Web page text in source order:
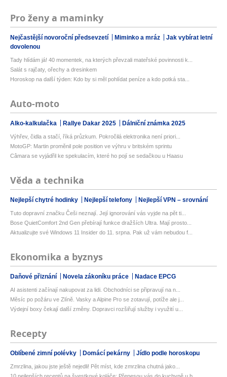
Pro ženy a maminky
Nejčastější novoroční předsevzetí Miminko a mráz
Jak vybírat letní
dovolenou
Tady hlídám já! 40 momentek, na kterých převzali mateřské povinnosti k...
Salát s rajčaty, ořechy a dresinkem
Horoskop na další týden: Kdo by si měl pohlídat peníze a kdo potká sta...
Auto-moto
Alko-kalkulačka Rallye Dakar 2025 Dálniční známka 2025
Výhřev, čidla a stačí, říká průzkum. Pokročilá elektronika není priori...
MotoGP: Martin proměnil pole position ve výhru v britském sprintu
Câmara se vyjádřil ke spekulacím, které ho pojí se sedačkou u Haasu
Věda a technika
Nejlepší chytré hodinky Nejlepší telefony Nejlepší VPN – srovnání
Tuto dopravní značku Češi neznají. Její ignorování vás vyjde na pět ti...
Bose QuietComfort 2nd Gen přebírají funkce dražších Ultra. Mají prosto...
Aktualizujte své Windows 11 Insider do 11. srpna. Pak už vám nebudou f...
Ekonomika a byznys
Daňové přiznání Novela zákoníku práce Nadace EPCG
AI asistenti začínají nakupovat za lidi. Obchodníci se připravují na n...
Měsíc po požáru ve Zlíně. Vasky a Alpine Pro se zotavují, potíže ale j...
Výdejní boxy čekají další změny. Dopravci rozšiřují služby i využití u...
Recepty
Oblíbené zimní polévky Domácí pekárny Jídlo podle horoskopu
Zmrzlina, jakou jste ještě nejedli! Pět míst, kde zmrzlina chutná jako...